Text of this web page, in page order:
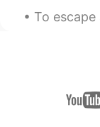
To escape and sit